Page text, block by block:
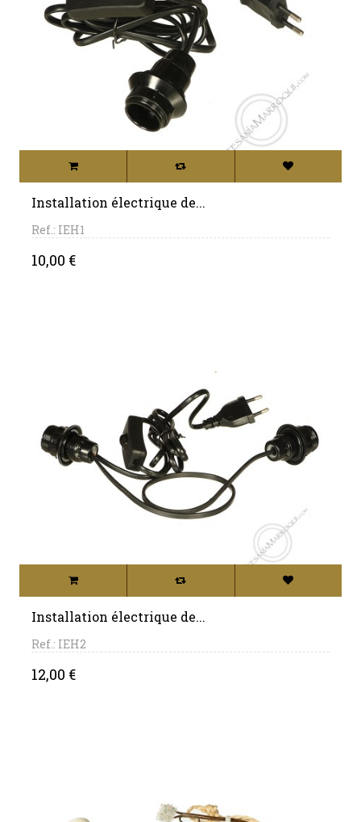
Installation électrique de...
Ref.: IEH1
Price
10,00 €
Installation électrique de...
Ref.: IEH2
Price
12,00 €